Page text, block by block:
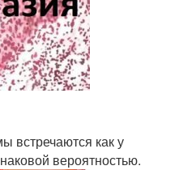
встречаются как у
вероятностью.